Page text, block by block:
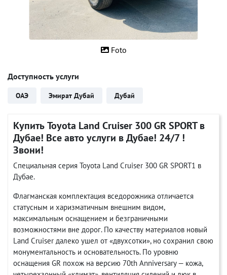
Foto
Доступность услуги
ОАЭ Эмират Дубай Дубай
Купить Toyota Land Cruiser 300 GR SPORT в
Дубае! Все авто услуги в Дубае! 24/7 !
Звони!
Специальная серия Toyota Land Cruiser 300 GR SPORT1 в
Дубае.
Флагманская комплектация вседорожника отличается
статусным и харизматичным внешним видом,
максимальным оснащением и безграничными
возможностями вне дорог. По качеству материалов новый
Land Cruiser далеко ушел от «двухсотки», но сохранил свою
монументальность и основательность. По уровню
оснащения GR похож на версию 70th Anniversary — кожа,